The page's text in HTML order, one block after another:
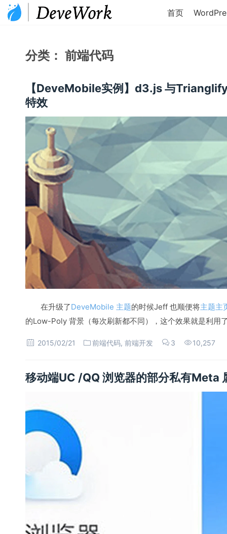
首页
分类： 前端代码
【DeveMobile实例】d3.js 与
特效
在升级了DeveMobile 主题的时候Jeff 也顺便将主题主
的Low-Poly 背景（每次刷新都不同），这个效果就是利用
2015/02/21 前端代码,前端开发 3 10,257
移动端UC /QQ 浏览器的部分私有Meta